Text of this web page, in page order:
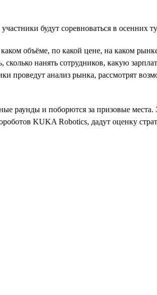
участники будут соревноваться в осенних
объёме, по какой цене, на каком
нанять сотрудников, какую
анализ рынка, рассмотрят
раунды и поборются за призовые
KUKA Robotics, дадут оценку